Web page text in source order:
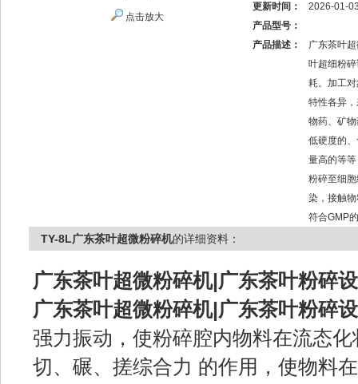
点击放大
更新时间：
2026-01-
产品型号：
产品描述：
广东茶叶
叶超细粉
耗。加工
特性各异
物药、矿
低硬度的
量高的等
粉碎至细
染，接触
符合GMP
TY-8L广东茶叶超微粉碎机的详细资料：
广东茶叶超微粉碎机|广东茶叶粉碎
广东茶叶超微粉碎机|广东茶叶粉碎
强力振动，使粉碎腔内物料在流态
切、碾、搓综合力 的作用，使物料